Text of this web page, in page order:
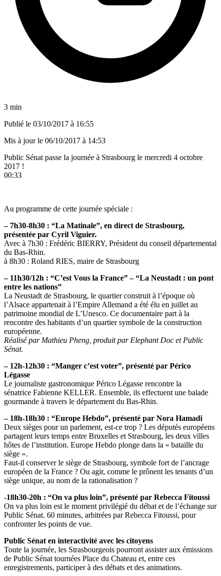
3 min
Publié le 03/10/2017 à 16:55
Mis à jour le 06/10/2017 à 14:53
Public Sénat passe la journée à Strasbourg le mercredi 4 octobre
2017 !
00:33
Au programme de cette journée spéciale :
– 7h30-8h30 : “La Matinale”, en direct de Strasbourg,
présentée par Cyril Viguier.
Avec à 7h30 : Frédéric BIERRY, Président du conseil départemental
du Bas-Rhin.
à 8h30 : Roland RIES, maire de Strasbourg
– 11h30/12h : “C’est Vous la France” – “La Neustadt : un pont
entre les nations”
La Neustadt de Strasbourg, le quartier construit à l’époque où
l’Alsace appartenait à l’Empire Allemand a été élu en juillet au
patrimoine mondial de L’Unesco. Ce documentaire part à la
rencontre des habitants d’un quartier symbole de la construction
européenne.
Réalisé par Mathieu Pheng, produit par Elephant Doc et Public
Sénat.
– 12h-12h30 : “Manger c’est voter”, présenté par Périco
Légasse
Le journaliste gastronomique Périco Légasse rencontre la
sénatrice Fabienne KELLER. Ensemble, ils effectuent une balade
gourmande à travers le département du Bas-Rhin.
– 18h-18h30 : “Europe Hebdo”, présenté par Nora Hamadi
Deux sièges pour un parlement, est-ce trop ? Les députés européens
partagent leurs temps entre Bruxelles et Strasbourg, les deux villes
hôtes de l’institution. Europe Hebdo plonge dans la « bataille du
siège ».
Faut-il conserver le siège de Strasbourg, symbole fort de l’ancrage
européen de la France ? Ou agir, comme le prônent les tenants d’un
siège unique, au nom de la rationalisation ?
-18h30-20h : “On va plus loin”, présenté par Rebecca Fitoussi
On va plus loin est le moment privilégié du débat et de l’échange sur
Public Sénat. 60 minutes, arbitrées par Rebecca Fitoussi, pour
confronter les points de vue.
Public Sénat en interactivité avec les citoyens
Toute la journée, les Strasbourgeois pourront assister aux émissions
de Public Sénat tournées Place du Chateau et, entre ces
enregistrements, participer à des débats et des animations.